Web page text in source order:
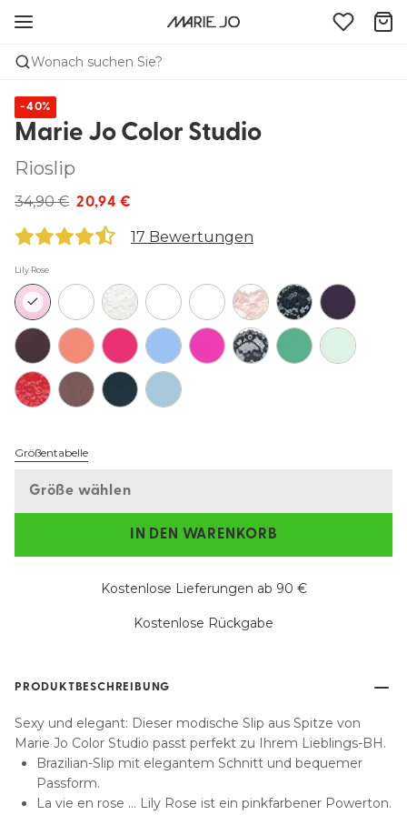
Wonach suchen Sie?
-40%
Marie Jo Color Studio
Rioslip
34,90 € 20,94 €
17 Bewertungen
Lily Rose
Größentabelle
Größe wählen
IN DEN WARENKORB
Kostenlose Lieferungen ab 90 €
Kostenlose Rückgabe
PRODUKTBESCHREIBUNG
Sexy und elegant: Dieser modische Slip aus Spitze von
Marie Jo Color Studio passt perfekt zu Ihrem Lieblings-BH.
Brazilian-Slip mit elegantem Schnitt und bequemer
Passform.
La vie en rose ... Lily Rose ist ein pinkfarbener Powerton.